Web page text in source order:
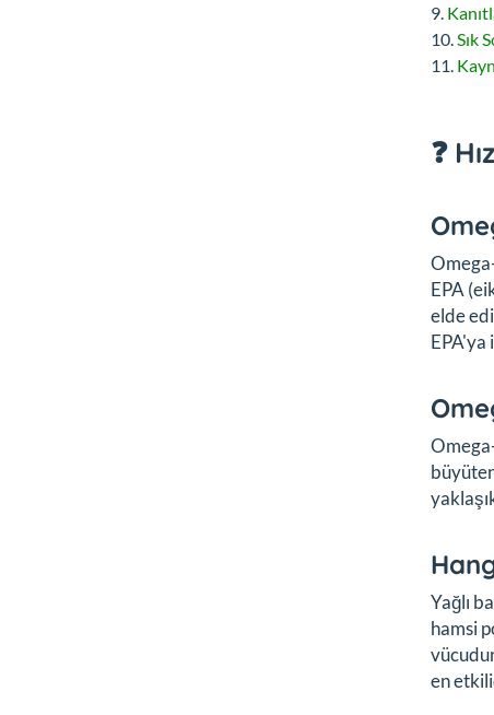
Sık
❓
EPA
elde
EPA'ya
Yağlı
hamsi
en